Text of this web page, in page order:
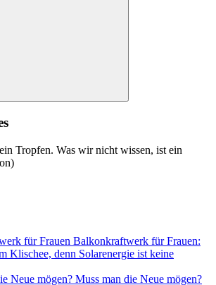
Suchen
Tropfen. Was wir nicht wissen, ist ein
Balkonkraftwerk für Frauen:
Klischee, denn Solarenergie ist keine
Muss man die Neue mögen?